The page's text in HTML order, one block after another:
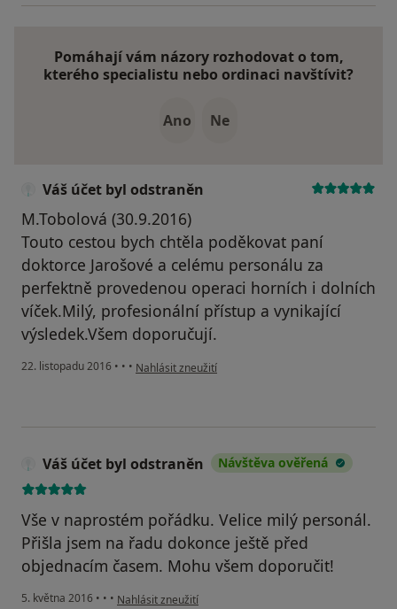
Pomáhají vám názory rozhodovat o tom,
kterého specialistu nebo ordinaci navštívit?
Ano Ne
Váš účet byl odstraněn
M.Tobolová (30.9.2016)
Touto cestou bych chtěla poděkovat paní
doktorce Jarošové a celému personálu za
perfektně provedenou operaci horních i dolních
víček.Milý, profesionální přístup a vynikající
výsledek.Všem doporučují.
22. listopadu 2016 • • • podle názoru uživatele Váš účet byl odstraněn
Nahlásit zneužití
Váš účet byl odstraněn Návštěva ověřená
Vše v naprostém pořádku. Velice milý personál.
Přišla jsem na řadu dokonce ještě před
objednacím časem. Mohu všem doporučit!
5. května 2016 • • • podle názoru uživatele Váš účet byl odstraněn
Nahlásit zneužití